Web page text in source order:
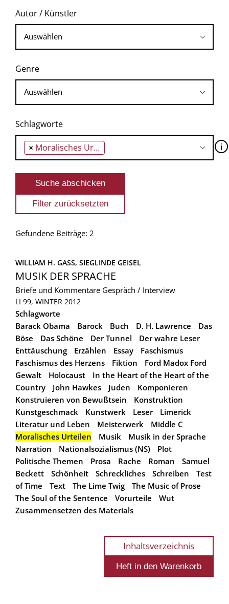
Autor / Künstler
Genre
Schlagworte
× Moralisches Urteilen 🛈
Gefundene Beiträge: 2
WILLIAM H. GASS, SIEGLINDE GEISEL
MUSIK DER SPRACHE
Briefe und Kommentare Gespräch / Interview
LI 99, WINTER 2012
Schlagworte
Barack Obama
Barock Buch D. H. Lawrence
Das
Böse
Das Schöne Der Tunnel
Der wahre Leser
Enttäuschung
Erzählen Essay
Faschismus
Faschismus des Herzens
Fiktion
Ford Madox Ford
Gewalt
Holocaust
In the Heart of the Heart of the
Country
John Hawkes Juden
Komponieren
Konstruieren von Bewußtsein
Konstruktion
Kunstgeschmack
Kunstwerk Leser
Limerick
Literatur und Leben
Meisterwerk
Middle C
Moralisches Urteilen
Musik
Musik in der Sprache
Narration
Nationalsozialismus (NS)
Plot
Politische Themen
Prosa Rache Roman
Samuel
Beckett
Schönheit Schreckliches Schreiben
Test
of Time
Text The Lime Twig
The Music of Prose
The Soul of the Sentence
Vorurteile
Wut
Zusammensetzen des Materials
Inhaltsverzeichnis